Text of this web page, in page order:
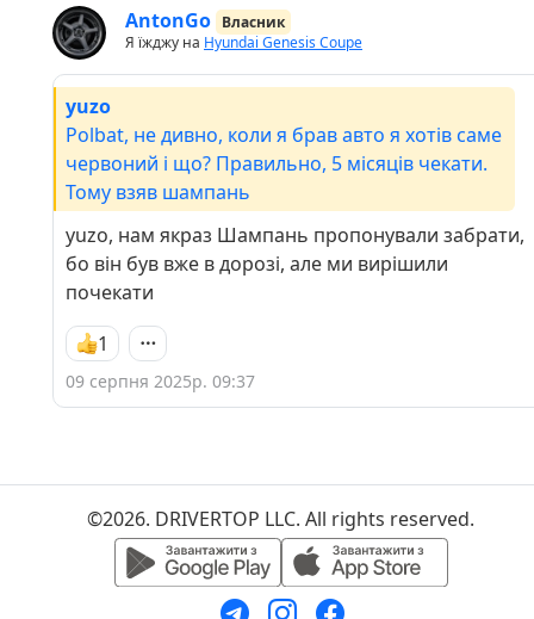
AntonGo Власник
Я їжджу на Hyundai Genesis Coupe
yuzo
Polbat, не дивно, коли я брав авто я хотів саме
червоний і що? Правильно, 5 місяців чекати.
Тому взяв шампань
yuzo, нам якраз Шампань пропонували забрати,
бо він був вже в дорозі, але ми вирішили
почекати
1
09 серпня 2025р. 09:37
©2026. DRIVERTOP LLC. All rights reserved.